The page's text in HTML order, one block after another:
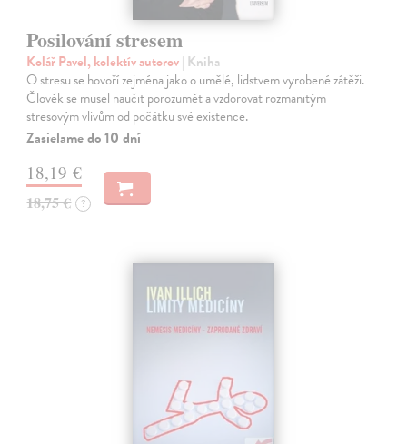
Posilování stresem
Kolář Pavel, kolektív autorov| Kniha
O stresu se hovoří zejména jako o umělé, lidstvem vyrobené zátěži.
Člověk se musel naučit porozumět a vzdorovat rozmanitým
stresovým vlivům od počátku své existence.
Zasielame do 10 dní
18,19 €
18,75 € ?